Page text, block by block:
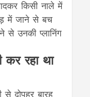
किसी नाले में
में जाने से बच
से उनकी प्लानिंग
रहा था
दोपहर बारह